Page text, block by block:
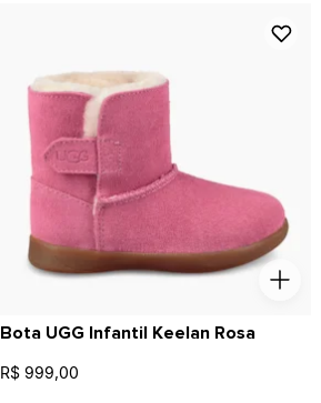
Bota UGG Infantil Keelan Rosa
R$ 999,00